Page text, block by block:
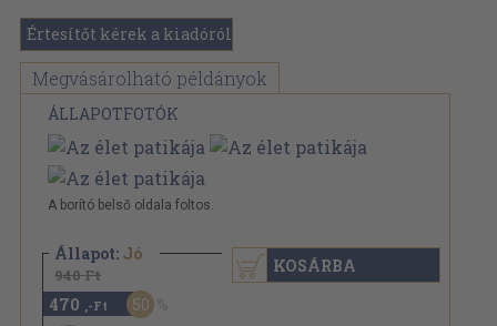
Értesítőt kérek a kiadóról
Megvásárolható példányok
ÁLLAPOTFOTÓK
A borító belső oldala foltos.
Állapot: Jó
940 Ft
470 ,-Ft 50
KOSÁRBA